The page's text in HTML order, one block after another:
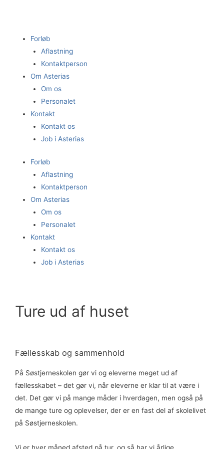
Forløb
Aflastning
Kontaktperson
Om Asterias
Om os
Personalet
Kontakt
Kontakt os
Job i Asterias
Forløb
Aflastning
Kontaktperson
Om Asterias
Om os
Personalet
Kontakt
Kontakt os
Job i Asterias
Ture ud af huset
Fællesskab og sammenhold
På Søstjerneskolen gør vi og eleverne meget ud af
fællesskabet – det gør vi, når eleverne er klar til at være i
det. Det gør vi på mange måder i hverdagen, men også på
de mange ture og oplevelser, der er en fast del af skolelivet
på Søstjerneskolen.